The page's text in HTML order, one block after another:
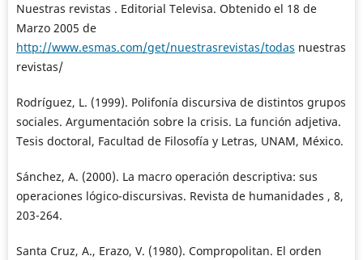
Nuestras revistas . Editorial Televisa. Obtenido el 18 de
Marzo 2005 de
http://www.esmas.com/get/nuestrasrevistas/todas nuestras
revistas/
Rodríguez, L. (1999). Polifonía discursiva de distintos grupos
sociales. Argumentación sobre la crisis. La función adjetiva.
Tesis doctoral, Facultad de Filosofía y Letras, UNAM, México.
Sánchez, A. (2000). La macro operación descriptiva: sus
operaciones lógico-discursivas. Revista de humanidades , 8,
203-264.
Santa Cruz, A., Erazo, V. (1980). Compropolitan. El orden